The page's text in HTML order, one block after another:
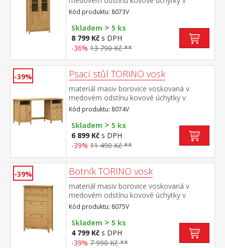
barevném provedení černěná mosaz dvoje
částečně prosklené dveře, tři police jedna
zásuvka s kovovými pojezdy
Kód produktu: 8073V
Skladem > 5 ks
8 799 Kč s DPH
-36% 13 790 Kč **
-39% Psací stůl TORINO vosk
materiál masiv borovice voskovaná v
medovém odstínu kovové úchytky v
barevném provedení černěná mosaz 2
otevřené police, 1 dvířka a 3 zásuvky s
kovovými pojezdy
Kód produktu: 8074V
Skladem > 5 ks
6 899 Kč s DPH
-39% 11 490 Kč **
-39% Botník TORINO vosk
materiál masiv borovice voskovaná v
medovém odstínu kovové úchytky v
barevném provedení černěná mosaz 3
dvouřadé výklopy
Kód produktu: 8075V
Skladem > 5 ks
4 799 Kč s DPH
-39% 7 990 Kč **